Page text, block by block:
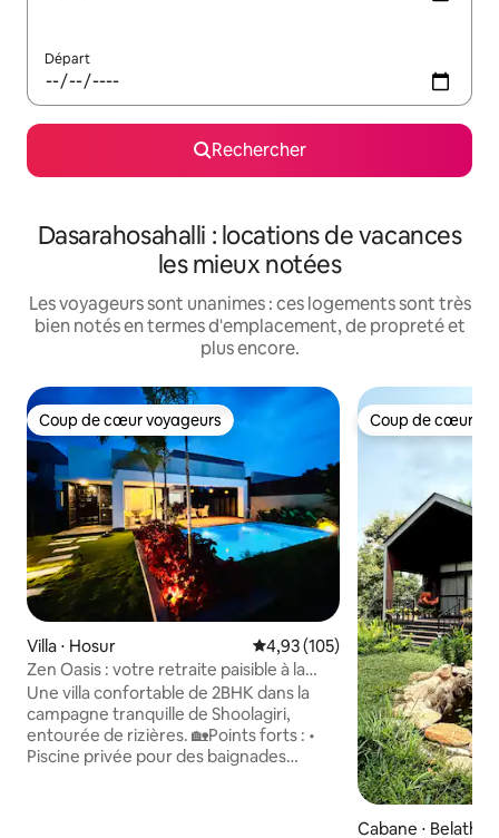
Départ
Rechercher
Dasarahosahalli : locations de vacances
les mieux notées
Les voyageurs sont unanimes : ces logements sont très
bien notés en termes d'emplacement, de propreté et
plus encore.
Coup de cœur voyageurs
Coup de cœur voyageurs
Villa ⋅ Hosur Évaluation moyenne sur la
4,93 (105)
Zen Oasis : votre retraite paisible à la
ferme
Une villa confortable de 2BHK dans la
campagne tranquille de Shoolagiri,
entourée de rizières. 🏡Points forts : •
Piscine privée pour des baignades
Coup de cœur
Coup de cœur
Cabane ⋅ Belathur